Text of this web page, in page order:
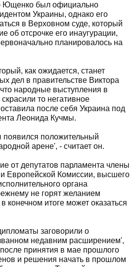
Ющенко был официально
Украины, однако его
в Верховном суде, который
об отсрочке его инаугурации,
планировалось на
как ожидается, станет
дел в правительстве Виктора
народные выступления в
то негативное
после себя Украина под
Леонида Кучмы.
появился положительный
арене', - считает он.
от депутатов парламента члены
Европейской Комиссии, высшего
органа
не горят желанием
конечном итоге может оказаться
заговорили о
недавним расширением',
принятия в мае прошлого
и решения начать в прошлом